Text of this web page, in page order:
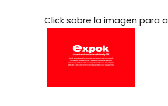
Click sobre la imagen para